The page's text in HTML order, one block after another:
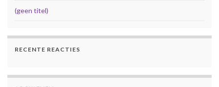
(geen titel)
RECENTE REACTIES